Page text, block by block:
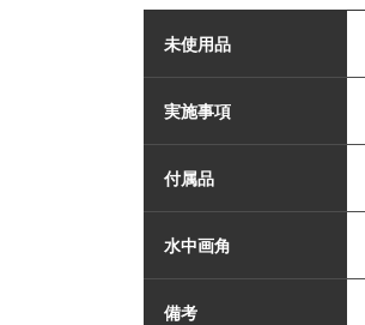
未使用品
実施事項
付属品
水中画角
備考